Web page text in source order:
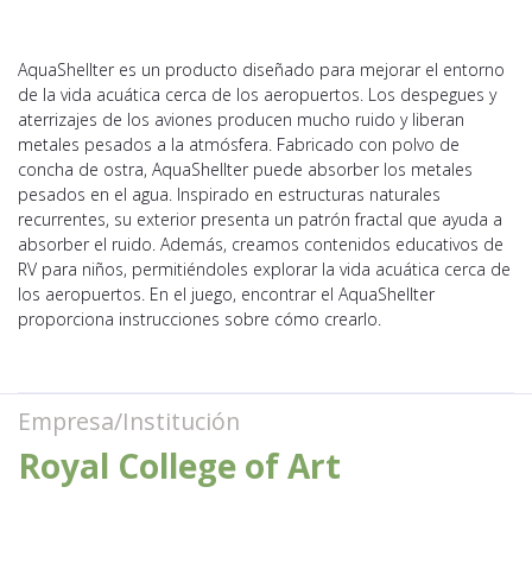
AquaShellter es un producto diseñado para mejorar el entorno
de la vida acuática cerca de los aeropuertos. Los despegues y
aterrizajes de los aviones producen mucho ruido y liberan
metales pesados a la atmósfera. Fabricado con polvo de
concha de ostra, AquaShellter puede absorber los metales
pesados en el agua. Inspirado en estructuras naturales
recurrentes, su exterior presenta un patrón fractal que ayuda a
absorber el ruido. Además, creamos contenidos educativos de
RV para niños, permitiéndoles explorar la vida acuática cerca de
los aeropuertos. En el juego, encontrar el AquaShellter
proporciona instrucciones sobre cómo crearlo.
Empresa/Institución
Royal College of Art